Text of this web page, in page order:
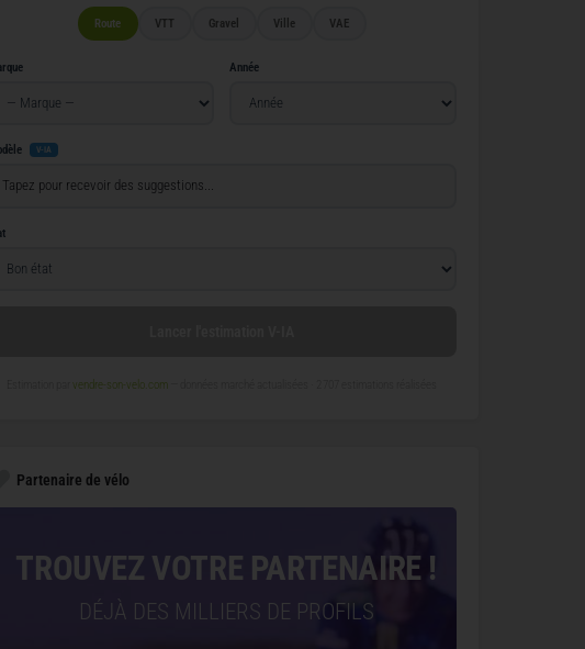
Route VTT Gravel Ville VAE
Année
V-IA
Estimation parvendre-son-velo.com
Partenaire de vélo
TROUVEZ VOTRE PARTENAIRE !
DÉJÀ DES MILLIERS DE PROFILS